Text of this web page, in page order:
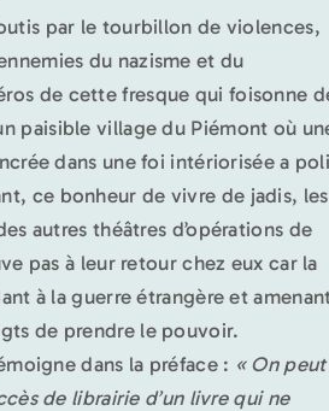
par le tourbillon de violences,
du nazisme et du
de cette fresque qui foisonne
paisible village du Piémont où
dans une foi intériorisée a
ce bonheur de vivre de jadis, les
autres théâtres d’opérations de
pas à leur retour chez eux car la
à la guerre étrangère et
de prendre le pouvoir.
dans la préface : « On peut
de librairie d’un livre qui ne